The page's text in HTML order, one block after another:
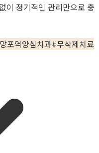
이 정기적인 관리만으로 충
망포역양심치과#무삭제치료